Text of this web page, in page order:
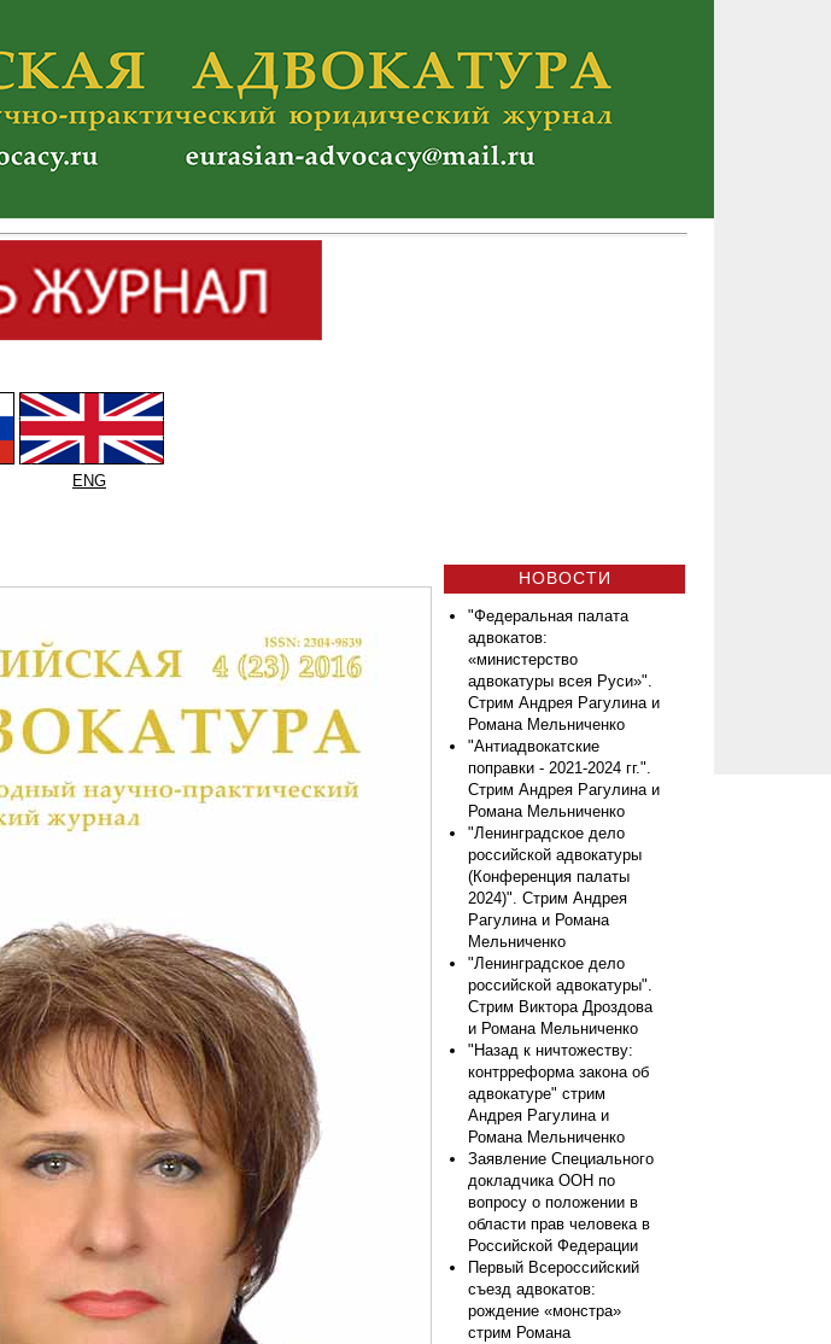
ENG
НОВОСТИ
"Федеральная палата
адвокатов:
«министерство
адвокатуры всея Руси»".
Стрим Андрея Рагулина и
Романа Мельниченко
"Антиадвокатские
поправки - 2021-2024 гг.".
Стрим Андрея Рагулина и
Романа Мельниченко
"Ленинградское дело
российской адвокатуры
(Конференция палаты
2024)". Стрим Андрея
Рагулина и Романа
Мельниченко
"Ленинградское дело
российской адвокатуры".
Стрим Виктора Дроздова
и Романа Мельниченко
"Назад к ничтожеству:
контрреформа закона об
адвокатуре" стрим
Андрея Рагулина и
Романа Мельниченко
Заявление Специального
докладчика ООН по
вопросу о положении в
области прав человека в
Российской Федерации
Первый Всероссийский
съезд адвокатов:
рождение «монстра»
стрим Романа